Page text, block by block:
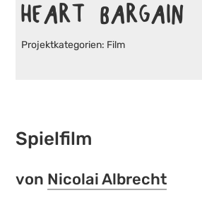
HEART BARGAIN
Film
Spielfilm
von Nicolai Albrecht